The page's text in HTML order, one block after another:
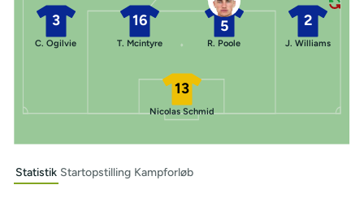
13
Nicolas Schmid
3
C. Ogilvie
16
T. Mcintyre
5
R. Poole
2
J. Williams
Statistik Startopstilling Kampforløb